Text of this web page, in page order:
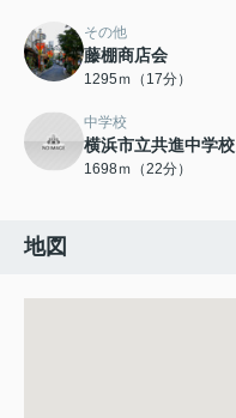
その他
藤棚商店会
1295ｍ（17分）
中学校
横浜市立共進中学校
1698ｍ（22分）
地図